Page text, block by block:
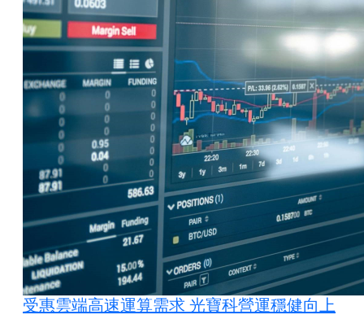
受惠雲端高速運算需求 光寶科營運穩健向上